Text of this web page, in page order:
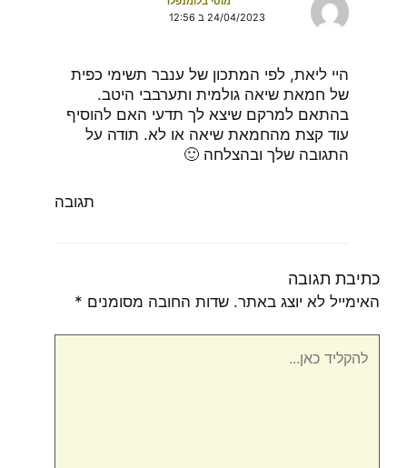
24/04/2023 ב 12:56
היי ליאת, לפי המתכון של ענבר תשימי כפית
של חמאת שיאה גולמית ותערבבי היטב.
בהתאם למרקם שיצא לך תדעי האם להוסיף
עוד קצת מהחמאת שיאה או לא. תודה על
התגובה שלך ובהצלחה 🙂
תגובה
כתיבת תגובה
האימייל לא יוצג באתר. שדות החובה מסומנים *
כאן...